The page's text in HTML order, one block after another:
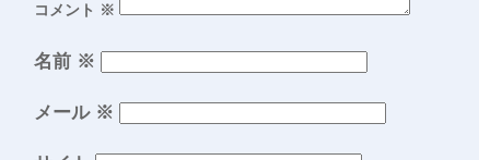
コメント ※
名前 ※
メール ※